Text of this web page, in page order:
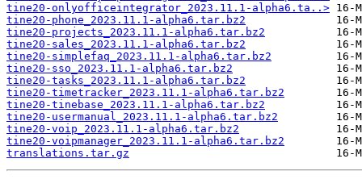
tine20-onlyofficeintegrator_2023.11.1-alpha6.ta..>
tine20-phone_2023.11.1-alpha6.tar.bz2
tine20-projects_2023.11.1-alpha6.tar.bz2
tine20-sales_2023.11.1-alpha6.tar.bz2
tine20-simplefaq_2023.11.1-alpha6.tar.bz2
tine20-sso_2023.11.1-alpha6.tar.bz2
tine20-tasks_2023.11.1-alpha6.tar.bz2
tine20-timetracker_2023.11.1-alpha6.tar.bz2
tine20-tinebase_2023.11.1-alpha6.tar.bz2
tine20-usermanual_2023.11.1-alpha6.tar.bz2
tine20-voip_2023.11.1-alpha6.tar.bz2
tine20-voipmanager_2023.11.1-alpha6.tar.bz2
translations.tar.gz